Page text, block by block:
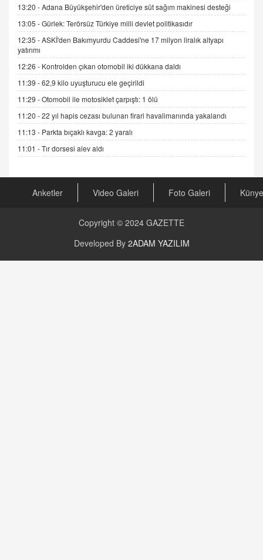
DR. EKREM ASLAN
Gerçek Ne, Algı Ne? "Beraber Yürüyoruz"
Cümlesinin Peşinden
GÖNÜL MENEKŞE
Şifacının Yolu
04.11.2025 12:56
AV. RÜMEYSA ÖZKALE
Kira Uyuşmazlıklarında Dava Açmadan Önce
Arabulucuya Başvuru Şartı
CAN UĞURATEŞ
Değişen yapısıyla Suriye
16.12.2024 14:16
GÜNLÜK BURÇ YORUMU
Günlük Burç Yorumu | 22 Kasım 2024: Koç,
13:20 -Adana Büyükşehir'den üreticiye süt sağım makinesi desteği
13:05 -Gürlek: Terörsüz Türkiye milli devlet politikasıdır
12:35 -ASKİ'den Bakımyurdu Caddesi'ne 17 milyon liralık altyapı
yatırımı
12:26 - Kontrolden çıkan otomobil iki dükkana daldı
11:39 -62,9 kilo uyuşturucu ele geçirildi
11:29 -Otomobil ile motosiklet çarpıştı: 1 ölü
11:20 -22 yıl hapis cezası bulunan firari havalimanında yakalandı
11:13 - Parkta bıçaklı kavga: 2 yaralı
11:01 -Tır dorsesi alev aldı
Anketler Video Galeri Foto Galeri Künye
Copyright © 2024 GAZETTE
Developed By 2ADAM YAZILIM